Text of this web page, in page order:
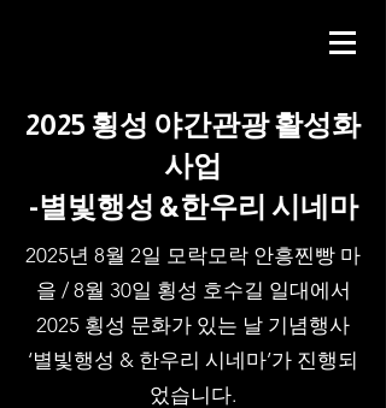
2025 횡성 야간관광 활성화
사업
​-별빛행성 &한우리 시네마
2025년 8월 2일 모락모락 안흥찐빵 마
을 / 8월 30일 횡성 호수길 일대에서
2025 횡성 문화가 있는 날 기념행사
‘별빛행성 & 한우리 시네마’가 진행되
었습니다.